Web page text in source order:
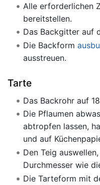
Alle erforderlichen
bereitstellen.
Das Backgitter auf
Die Backform
ausstreuen.
Tarte
Das Backrohr auf
Die Pflaumen
abtropfen lassen,
und auf
Den Teig
Durchmesser wie
Die Tarteform mit